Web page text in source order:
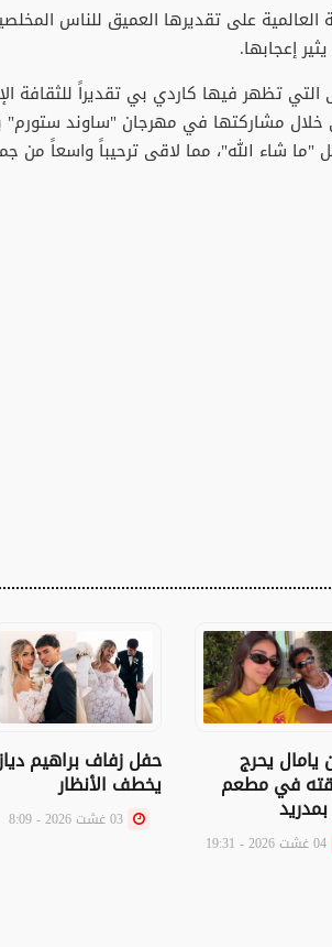
على تقديرها العميق للناس
إعجابها.
تظهر فيها كاردي بي تقديراً للثقافة
خلال مشاركتها في مهرجان "ساوند ستورم"
"ما شاء الله"، مما لاقى ترحيباً واسعاً من
يامال يحرج
في مطعم
حفل زفاف براهيم
يخطف الأنظار